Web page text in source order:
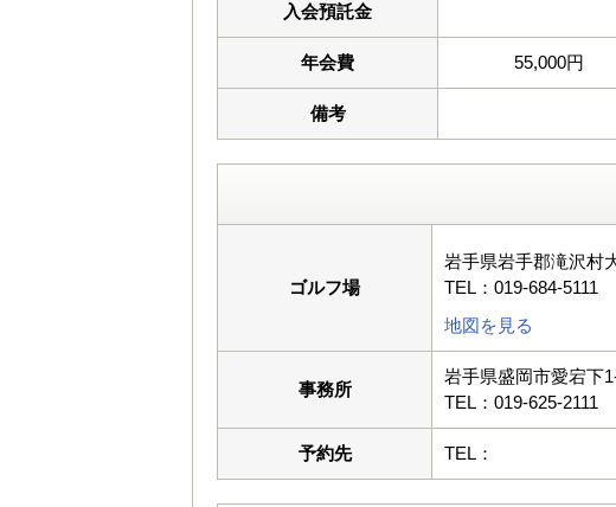
入会預託金
年会費 55,000円
備考
ゴルフ場
岩手県岩手郡滝沢村
TEL：019-684-5111
地図を見る
事務所
岩手県盛岡市愛宕下
TEL：019-625-2111
予約先 TEL：